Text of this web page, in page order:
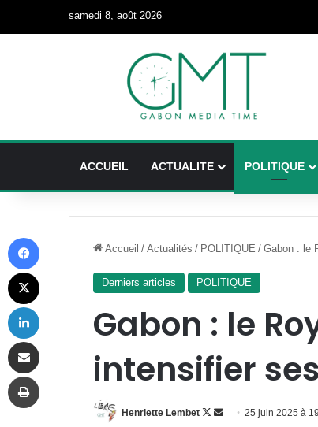
samedi 8, août 2026
ACCUEIL ACTUALITE POLITIQUE
Accueil / Actualités / POLITIQUE / Gabon : le
Derniers articles POLITIQUE
Gabon : le
intensifier
Henriette Lembet
Follow
Envoyer25 juin 2025 à